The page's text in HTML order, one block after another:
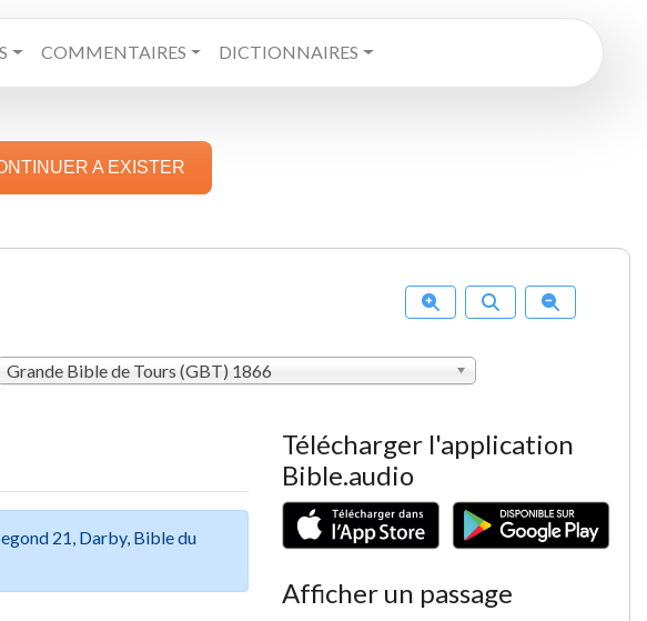
COMMENTAIRES DICTIONNAIRES
A EXISTER
Grande Bible de Tours (GBT) 1866
21, Darby, Bible du
Télécharger l'application
Bible.audio
Afficher un passage